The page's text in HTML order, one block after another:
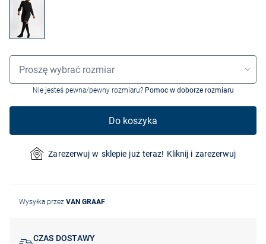
Wybór rozmiaru
Proszę wybrać rozmiar
Nie jesteś pewna/pewny rozmiaru? Pomoc w doborze rozmiaru
Do koszyka
Zarezerwuj w sklepie już teraz! Kliknij i zarezerwuj
Wysyłka przez VAN GRAAF
CZAS DOSTAWY